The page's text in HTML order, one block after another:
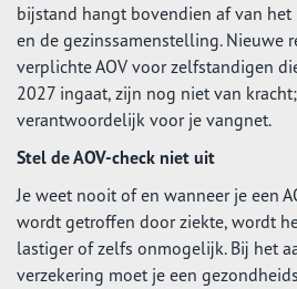
bijstand hangt bovendien af van
en de gezinssamenstelling. Nieuwe
verplichte AOV voor zelfstandigen
2027 ingaat, zijn nog niet van
verantwoordelijk voor je vangnet.
Stel de AOV-check niet uit
Je weet nooit of en wanneer je een
wordt getroffen door ziekte, wordt
lastiger of zelfs onmogelijk. Bij het
verzekering moet je een